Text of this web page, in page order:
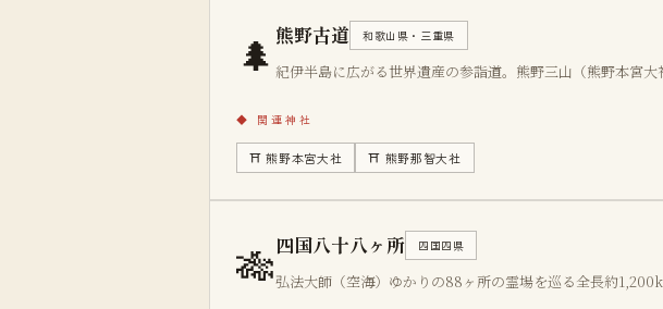
🌲 熊野古道 和歌山県・三重県
紀伊半島に広がる世界遺産の参詣道。熊野三山（熊野本宮
◆ 関連神社
⛩熊野本宮大社 ⛩ 熊野那智大社
🎋四国八十八ヶ所 四国四県
弘法大師（空海）ゆかりの88ヶ所の霊場を巡る全長約